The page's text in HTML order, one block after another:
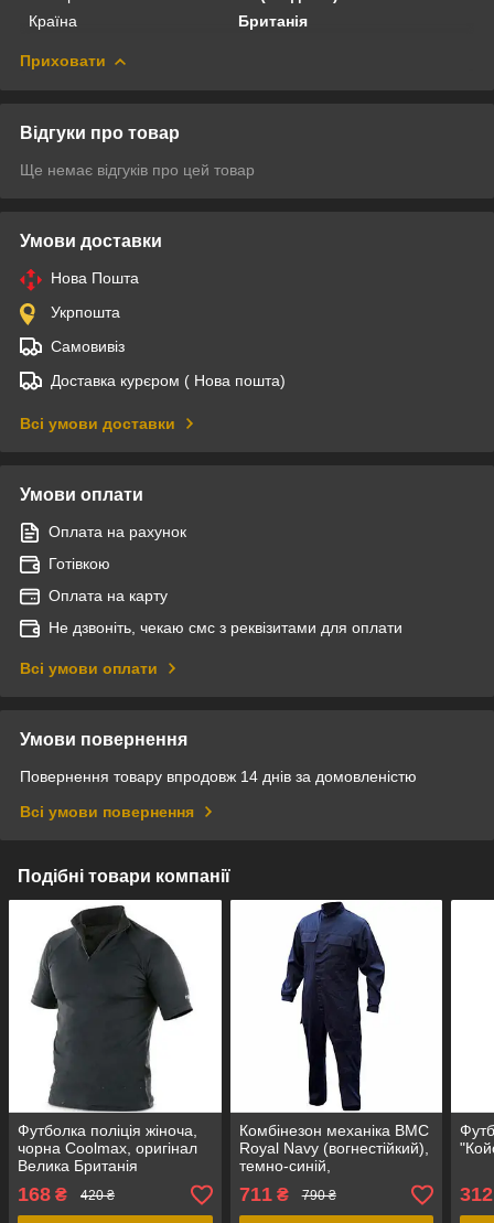
Країна
Британія
Приховати
Відгуки про товар
Ще немає відгуків про цей товар
Умови доставки
Нова Пошта
Укрпошта
Самовивіз
Доставка курєром ( Нова пошта)
Всі умови доставки
Умови оплати
Оплата на рахунок
Готівкою
Оплата на карту
Не дзвоніть, чекаю смс з реквізитами для оплати
Всі умови оплати
Умови повернення
Повернення товару впродовж 14 днів за домовленістю
Всі умови повернення
Подібні товари компанії
Футболка поліція жіноча,
чорна Coolmax, оригінал
Велика Британія
168 ₴ 420 ₴
Комбінезон механіка ВМС
Royal Navy (вогнестійкий),
темно-синій,
Великобританія, оригінал
711₴ 790 ₴ 312